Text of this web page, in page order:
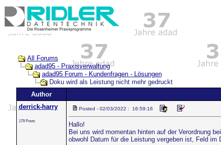
All Forums
adad95 - Praxisverwaltung
adad95 Forum - Kundenfragen - Lösungen
Doku wird als Leistung nicht mehr gedruckt
Author
derrick-harry
179 Posts
Posted - 02/03/2022 : 16:59:16
Hallo!
Bei uns wird momentan hinten auf der Verordnung
obwohl Datum für die Leistung vergeben ist, Feld im